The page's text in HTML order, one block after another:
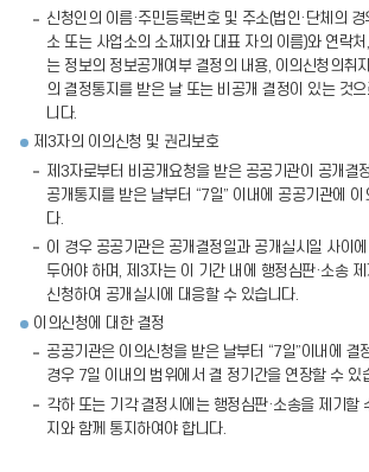
신청인의 이름·주민등록번호 및 주소(법인·단체의
소 또는 사업소의 소재지와 대표 자의 이름)와 연락
는 정보의 정보공개여부 결정의 내용, 이의신청의취
의 결정통지를 받은 날 또는 비공개 결정이 있는 것
니다.
제3자의 이의신청 및 권리보호
제3자로부터 비공개요청을 받은 공공기관이 공개결
공개통지를 받은 날부터 “7일” 이내에 공공기관에 이
다.
이 경우 공공기관은 공개결정일과 공개실시일 사이
두어야 하며, 제3자는 이 기간 내에 행정심판·소송
신청하여 공개실시에 대응할 수 있습니다.
이의신청에 대한 결정
공공기관은 이의신청을 받은 날부터 “7일”이내에 결
경우 7일 이내의 범위에서 결 정기간을 연장할 수 있
각하 또는 기각 결정시에는 행정심판·소송을 제기할
지와 함께 통지하여야 합니다.